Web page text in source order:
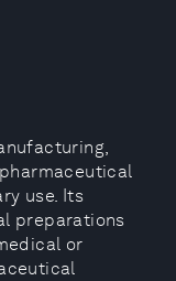
use. Its
preparations
or